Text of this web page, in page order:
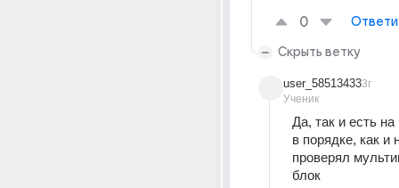
0
Скрыть ветку
user_58513433
Ученик
3г
Да, так и есть
в порядке, как и
проверял
блок